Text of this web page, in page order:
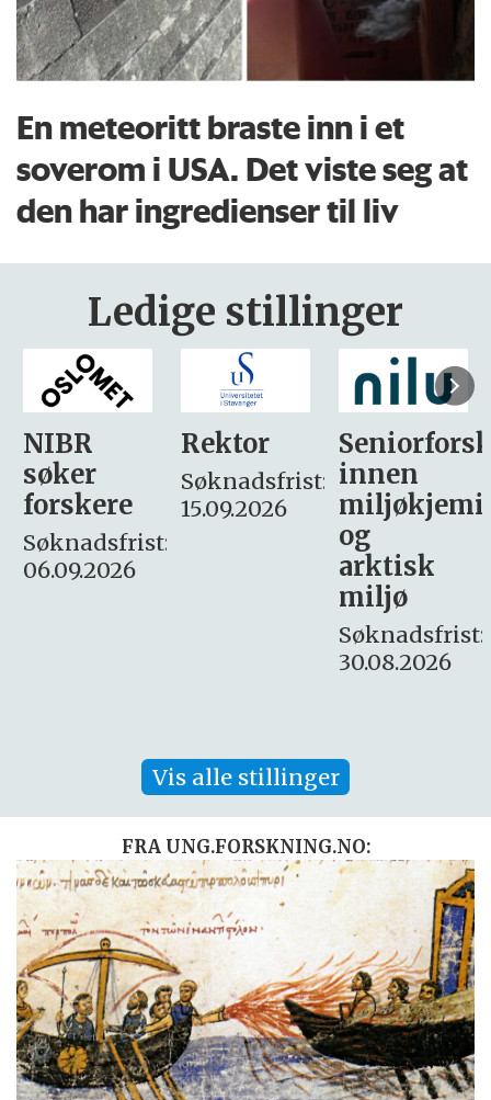
En meteoritt braste inn i et
soverom i USA. Det viste seg at
den har ingredienser til liv
Ledige stillinger
Rektor
Søknadsfrist:
15.09.2026
Seniorforsker
innen
miljøkjemi
søker
– fast
Søknadsfrist:
16. august.
Vis alle stillinger
FRA UNG.FORSKNING.NO: